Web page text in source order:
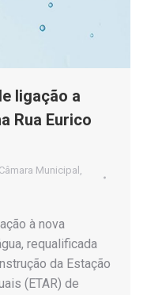
ligação a
Rua Eurico
Câmara Municipal ,
à nova
requalificada
da Estação
(ETAR) de